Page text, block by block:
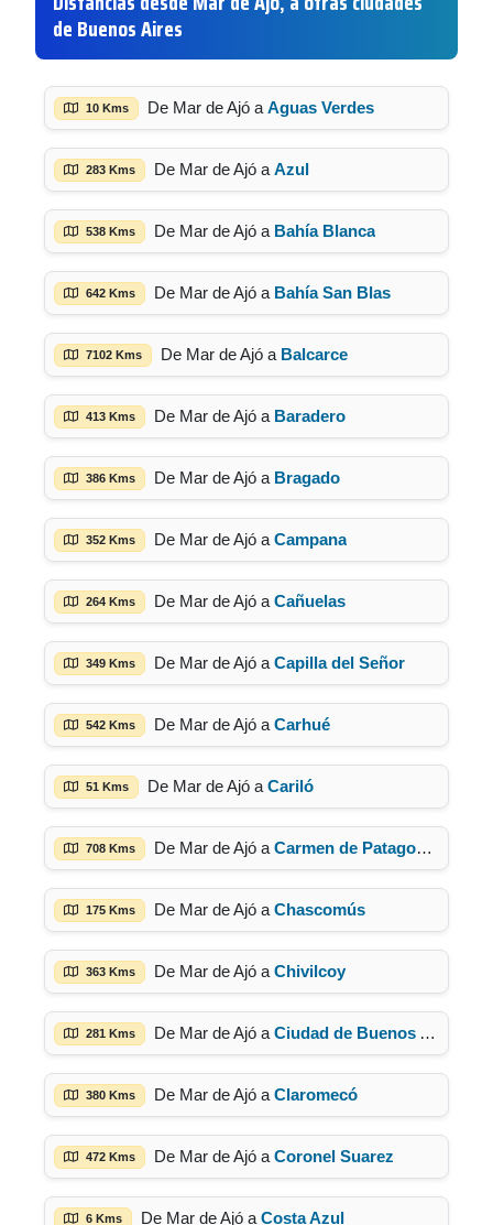
de Buenos Aires
10 Kms De Mar de Ajó a Aguas Verdes
283 Kms De Mar de Ajó a Azul
538 Kms De Mar de Ajó a Bahía Blanca
642 Kms De Mar de Ajó a Bahía San Blas
7102 Kms De Mar de Ajó a Balcarce
413 Kms De Mar de Ajó a Baradero
386 Kms De Mar de Ajó a Bragado
352 Kms De Mar de Ajó a Campana
264 Kms De Mar de Ajó a Cañuelas
349 Kms De Mar de Ajó a Capilla del Señor
542 Kms De Mar de Ajó a Carhué
51 Kms De Mar de Ajó a Cariló
708 Kms De Mar de Ajó a Carmen de Patagones
175 Kms De Mar de Ajó a Chascomús
363 Kms De Mar de Ajó a Chivilcoy
281 Kms De Mar de Ajó a Ciudad de Buenos Aires
380 Kms De Mar de Ajó a Claromecó
472 Kms De Mar de Ajó a Coronel Suarez
6 Kms De Mar de Ajó a Costa Azul